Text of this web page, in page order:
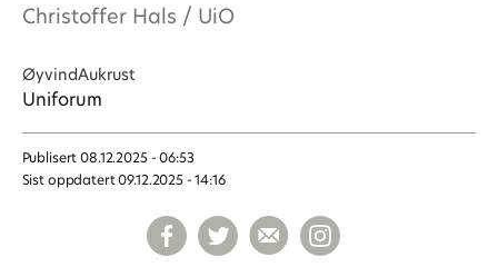
Christoffer Hals / UiO
ØyvindAukrust
Uniforum
Publisert
08.12.2025 - 06:53
Sist oppdatert
09.12.2025 - 14:16